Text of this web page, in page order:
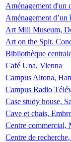
Aménagement d'un
Aménagement
Art Mill Museum,
Art on the Spit.
Bibliothèque
Café Una, Vienna
Campus Altona,
Campus Radio
Case study house,
Cave et chais,
Centre commercial,
Centre de